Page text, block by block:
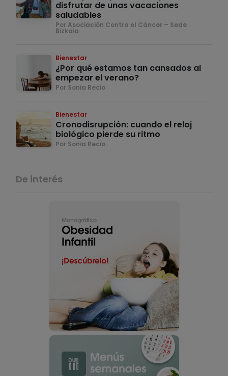
disfrutar de unas vacaciones
saludables
Por Asociación Contra el Cáncer – Sede
Bizkaia
Bienestar
¿Por qué estamos tan cansados al
empezar el verano?
Por Sonia Recio
Bienestar
Cronodisrupción: cuando el reloj
biológico pierde su ritmo
Por Sonia Recio
De interés